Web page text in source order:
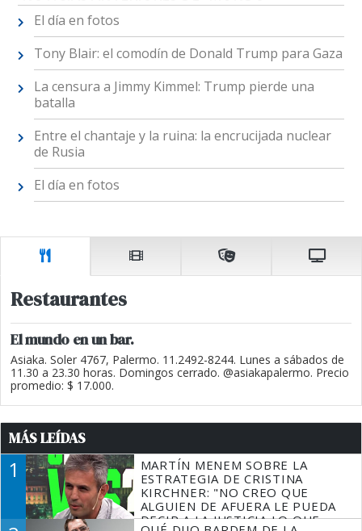
El día en fotos
Tony Blair: el comodín de Donald Trump para Gaza
La censura a Jimmy Kimmel: Trump pierde una
batalla
Entre el chantaje y la ruina: la encrucijada nuclear
de Rusia
El día en fotos
Restaurantes
El mundo en un bar.
Asiaka. Soler 4767, Palermo. 11.2492-8244. Lunes a sábados de
11.30 a 23.30 horas. Domingos cerrado. @asiakapalermo. Precio
promedio: $ 17.000.
MÁS LEÍDAS
1
MARTÍN MENEM SOBRE LA
ESTRATEGIA DE CRISTINA
KIRCHNER: "NO CREO QUE
ALGUIEN DE AFUERA LE PUEDA
DECIR A LA JUSTICIA LO QUE